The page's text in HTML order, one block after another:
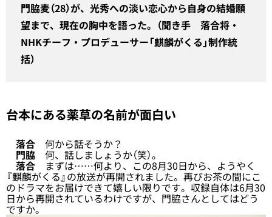
門脇麦（28）が、光秀への淡い恋心から自身の結婚願
望まで、現在の胸中を語った。（聞き手 落合将・
NHKチーフ・プロデューサー「麒麟がくる」制作統
括）
台本にある薬草の名前が面白い
落合 何から話そうか？
門脇 何、話しましょうか（笑）。
落合 まずは……何より、この8月30日から、ようやく
『麒麟がくる』の放送が再開されました。再びお茶の間にこ
のドラマをお届けできて嬉しい限りです。収録自体は6月30
日から再開されているわけですが、門脇さんとしてはどう
ですか。